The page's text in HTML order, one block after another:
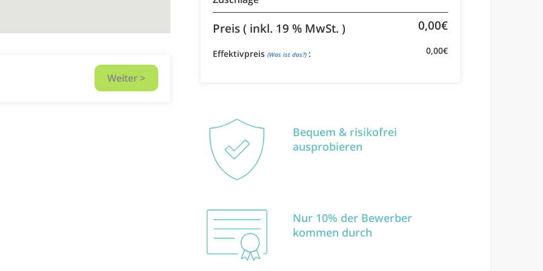
Weiter >
Preis ( inkl. 19 % MwSt. ) 0,00€
Effektivpreis (Was ist das?) : 0,00€
Bequem & risikofrei
ausprobieren
Nur 10% der Bewerber
kommen durch